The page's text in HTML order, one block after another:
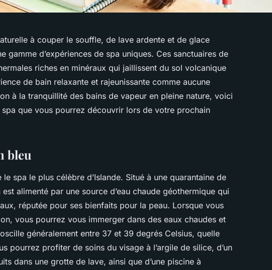
à couper le souffle, de lave ardente et de glace
gamme d’expériences de spa uniques. Ces sanctuaires de
riches en minéraux qui jaillissent du sol volcanique
de bain relaxante et rajeunissante comme aucune
à la tranquillité des bains de vapeur en pleine nature, voici
que vous pourrez découvrir lors de votre prochain
bleu
spa le plus célèbre d’Islande. Situé à une quarantaine de
alimenté par une source d’eau chaude géothermique qui
réputée pour ses bienfaits pour la peau. Lorsque vous
vous pourrez vous immerger dans des eaux chaudes et
généralement entre 37 et 39 degrés Celsius, quelle
pourrez profiter de soins du visage à l’argile de silice, d’un
dans une grotte de lave, ainsi que d’une piscine à